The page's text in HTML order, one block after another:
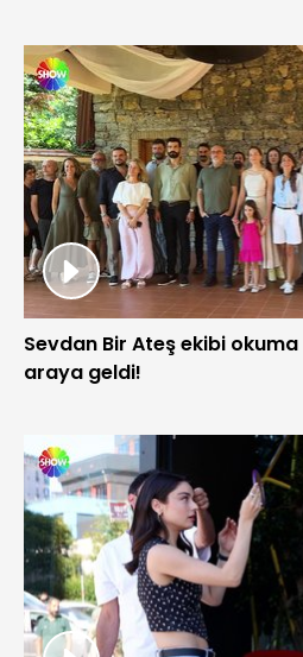
Sevdan Bir Ateş ekibi
araya geldi!